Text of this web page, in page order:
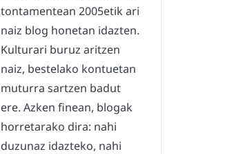
tontamentean 2005etik ari
naiz blog honetan idazten.
Kulturari buruz aritzen
naiz, bestelako kontuetan
muturra sartzen badut
ere. Azken finean, blogak
horretarako dira: nahi
duzunaz idazteko, nahi